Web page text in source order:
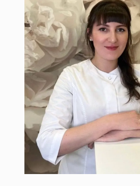
Савина
Врач-косметолог.
инъекционной